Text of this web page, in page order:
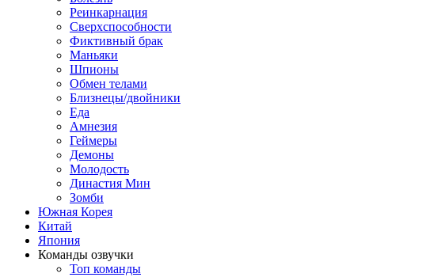
Реинкарнация
Сверхспособности
Фиктивный брак
Маньяки
Шпионы
Обмен телами
Близнецы/двойники
Еда
Амнезия
Геймеры
Демоны
Молодость
Династия Мин
Зомби
Южная Корея
Китай
Япония
Команды озвучки
Топ команды